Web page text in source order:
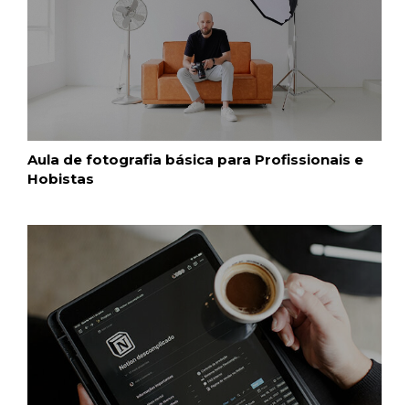
Aula de fotografia básica para Profissionais e
Hobistas